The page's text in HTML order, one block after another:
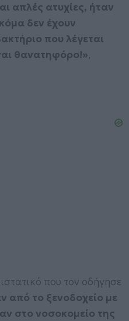
απλές ατυχίες, ήταν
δεν έχουν
που λέγεται
θανατηφόρο!»,
που τον οδήγησε
από το ξενοδοχείο με
στο νοσοκομείο της